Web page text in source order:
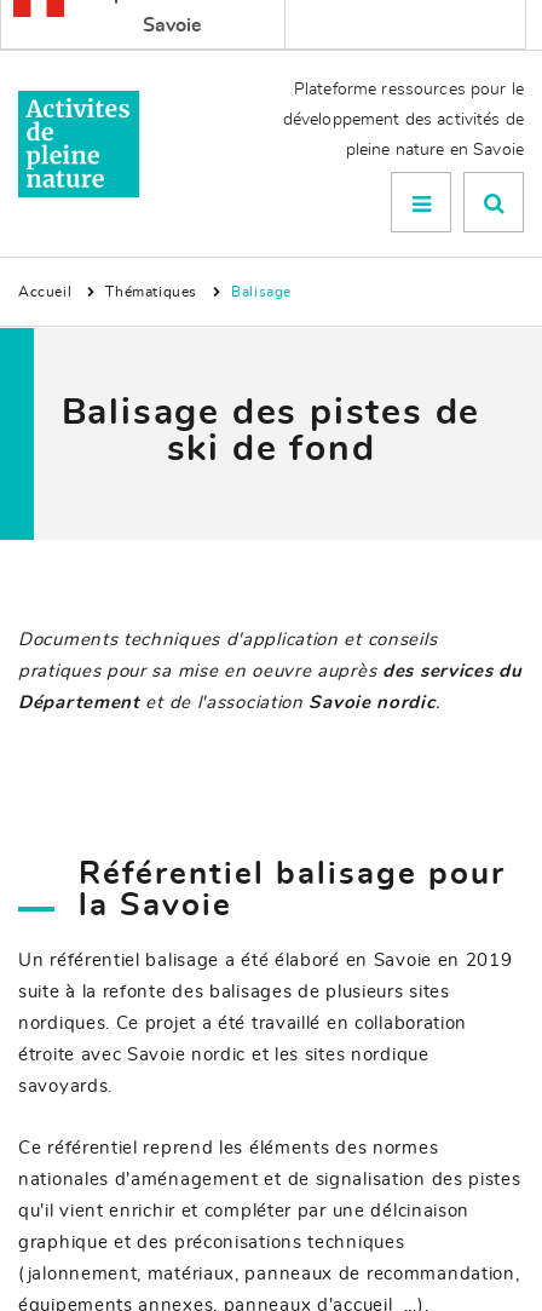
Savoie
Plateforme ressources pour le
développement des activités de
pleine nature en Savoie
Menu

Accueil Thématiques Balisage
Balisage des pistes de
ski de fond
Documents techniques d'application et conseils
pratiques pour sa mise en oeuvre auprès des services du
Départementet de l'association Savoie nordic.
Référentiel balisage pour
la Savoie
Un référentiel balisage a été élaboré en Savoie en 2019
suite à la refonte des balisages de plusieurs sites
nordiques. Ce projet a été travaillé en collaboration
étroite avec Savoie nordic et les sites nordique
savoyards.
Ce référentiel reprend les éléments des normes
nationales d'aménagement et de signalisation des pistes
qu'il vient enrichir et compléter par une délcinaison
graphique et des préconisations techniques
(jalonnement, matériaux, panneaux de recommandation,
équipements annexes, panneaux d'accueil ...).